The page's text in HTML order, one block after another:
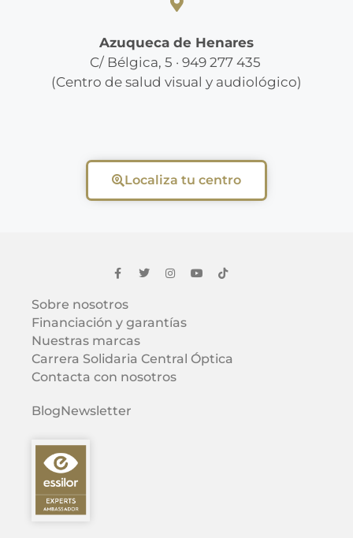
Azuqueca de Henares
C/ Bélgica, 5 · 949 277 435
(Centro de salud visual y audiológico)
Localiza tu centro
Sobre nosotros
Financiación y garantías
Nuestras marcas
Carrera Solidaria Central Óptica
Contacta con nosotros
BlogNewsletter